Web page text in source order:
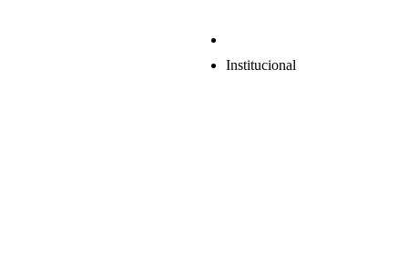
Institucional